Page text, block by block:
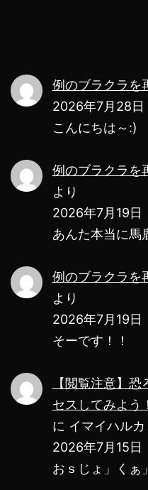
ン
例のブラクラを
2026年7月28日
こんにちは～:)
例のブラクラを
より
2026年7月19日
あんた本当に
例のブラクラを
より
2026年7月19日
そーです！！
【閲覧注意】
セスしてみよう
に イマイハルカ
2026年7月15日
おｓじょ」くぁ」